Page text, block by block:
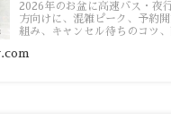
2026年のお盆に高速バス・夜
方向けに、混雑ピーク、予約
組み、キャンセル待ちのコツ